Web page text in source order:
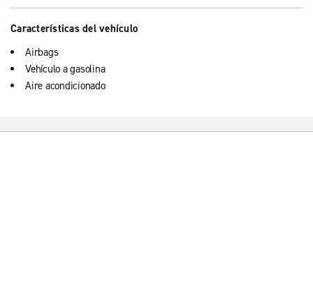
Características del vehículo
Airbags
Vehículo a gasolina
Aire acondicionado